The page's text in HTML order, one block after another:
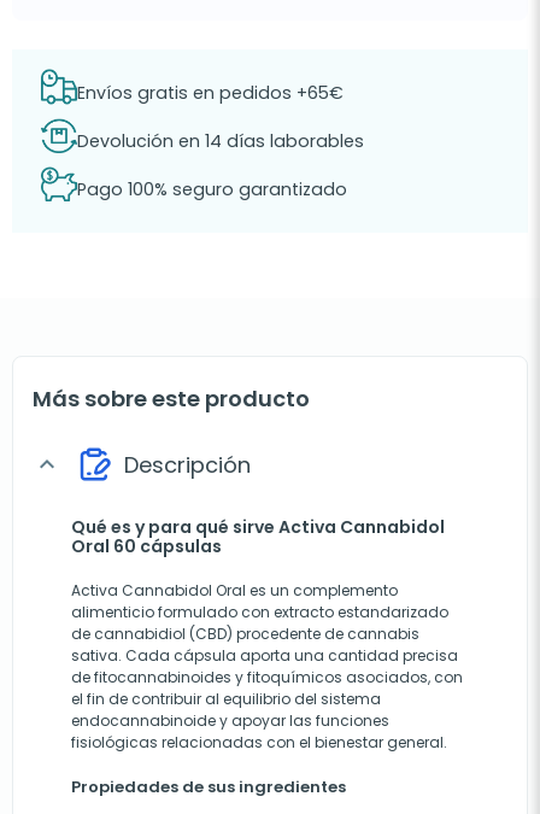
Envíos gratis en pedidos +65€
Devolución en 14 días laborables
Pago 100% seguro garantizado
Más sobre este producto
expand_more Descripción
Qué es y para qué sirve Activa Cannabidol
Oral 60 cápsulas
Activa Cannabidol Oral es un complemento
alimenticio formulado con extracto estandarizado
de cannabidiol (CBD) procedente de cannabis
sativa. Cada cápsula aporta una cantidad precisa
de fitocannabinoides y fitoquímicos asociados, con
el fin de contribuir al equilibrio del sistema
endocannabinoide y apoyar las funciones
fisiológicas relacionadas con el bienestar general.
Propiedades de sus ingredientes